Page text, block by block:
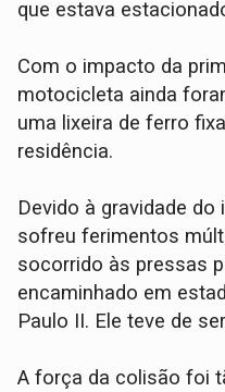
que estava
Com o impacto da
motocicleta ainda
uma lixeira de ferro
residência.
​Devido à gravidade
sofreu ferimentos
socorrido às pressas
encaminhado em
Paulo II. Ele teve de
​A força da colisão foi